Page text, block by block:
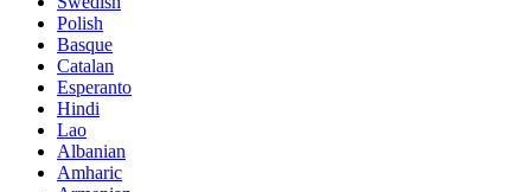
Polish
Basque
Catalan
Esperanto
Hindi
Lao
Albanian
Amharic